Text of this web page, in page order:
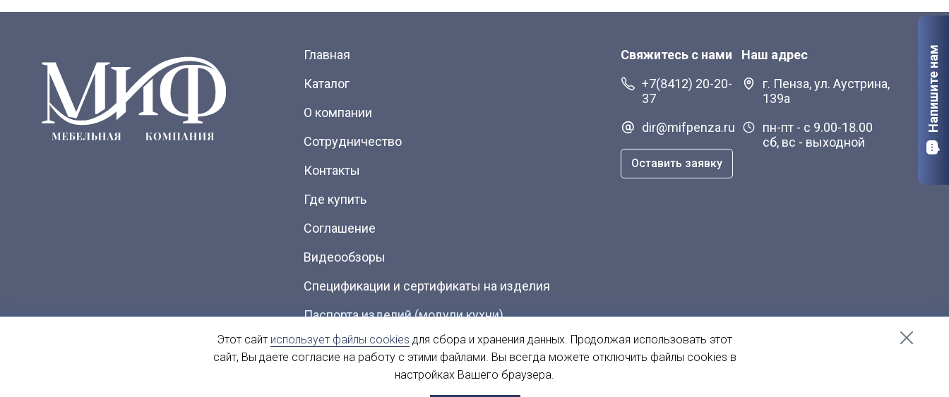
Главная
Каталог
О компании
Сотрудничество
Контакты
Где купить
Соглашение
Видеообзоры
Спецификации и сертификаты на изделия
Паспорта изделий (модули кухни)
Каталоги (Скачать PDF)
Свяжитесь с нами
+7(8412) 20-20-
37
dir@mifpenza.ru
Оставить заявку
Наш адрес
г. Пенза, ул. Аустрина,
139а
пн-пт - с 9.00-18.00
сб, вс - выходной
Напишите нам
Этот сайт использует файлы cookies для сбора и хранения данных. Продолжая использовать этот
сайт, Вы даете согласие на работу с этими файлами. Вы всегда можете отключить файлы cookies в
настройках Вашего браузера.